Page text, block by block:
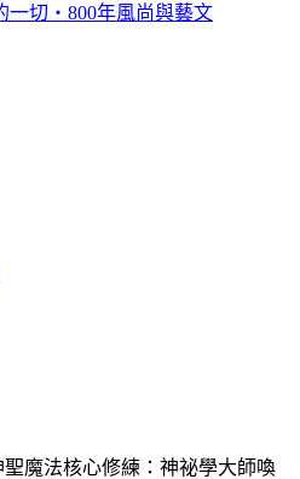
一切‧800年風尚與藝文
聖魔法核心修練：神祕學大師喚